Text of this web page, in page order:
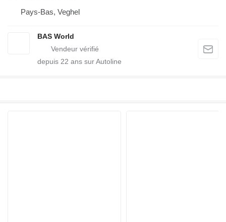
Pays-Bas, Veghel
BAS World
depuis 22 ans sur Autoline